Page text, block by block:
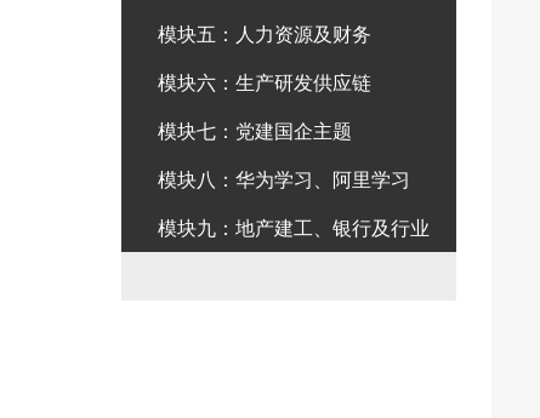
模块五：人力资源及财务
模块六：生产研发供应链
模块七：党建国企主题
模块八：华为学习、阿里学习
模块九：地产建工、银行及行业